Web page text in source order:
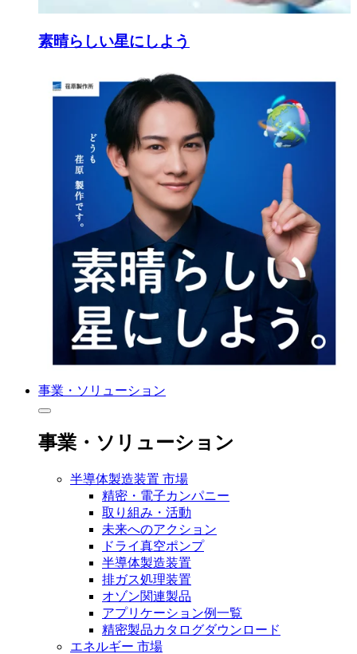
素晴らしい星にしよう
事業・ソリューション
事業・ソリューション
半導体製造装置 市場
精密・電子カンパニー
取り組み・活動
未来へのアクション
ドライ真空ポンプ
半導体製造装置
排ガス処理装置
オゾン関連製品
アプリケーション例一覧
精密製品カタログダウンロード
エネルギー 市場